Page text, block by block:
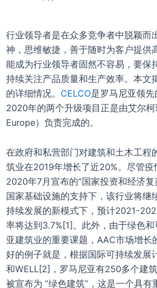
行业领导者是在众多竞争者中脱颖而
神，思维敏捷，善于随时为客户提供
能成为行业领导者固然不容易，要保
持续关注产品质量和生产效率。本文
的详细情况。 CELCO是罗马尼亚领
2020年的两个升级项目正是由艾尔
Europe）负责完成的。
在政府和私营部门对建筑和土木工程
筑业在2019年增长了近20%。尽管
2020年7月宣布的“国家投资和经济
国家基础设施的支持下，该行业将继
持续发展的新模式下，预计2021-
率将达到3.7%[1]。此外，由于绿色
亚建筑业的重要课题，AAC市场增长
好的例子就是，根据国际可持续发展
和WELL[2]，罗马尼亚有250多个建
被宣布为 “绿色建筑”，这是一个具有